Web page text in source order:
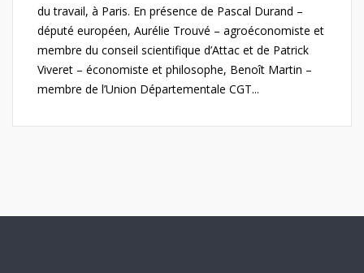
du travail, à Paris. En présence de Pascal Durand –
député européen, Aurélie Trouvé – agroéconomiste et
membre du conseil scientifique d’Attac et de Patrick
Viveret – économiste et philosophe, Benoît Martin –
membre de l’Union Départementale CGT...